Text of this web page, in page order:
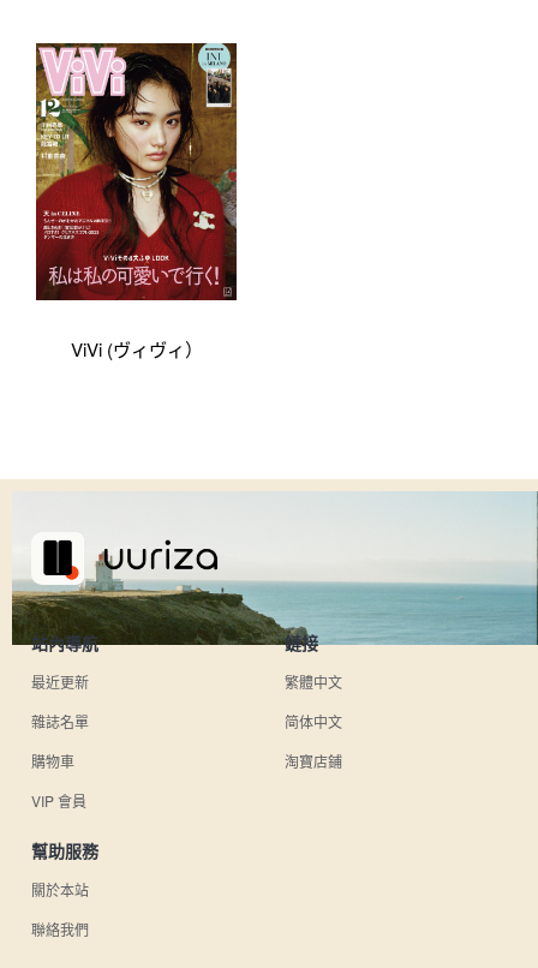
ViVi (ヴィヴィ）
站內導航
最近更新
雜誌名單
購物車
VIP 會員
鏈接
繁體中文
简体中文
淘寶店鋪
幫助服務
關於本站
聯絡我們